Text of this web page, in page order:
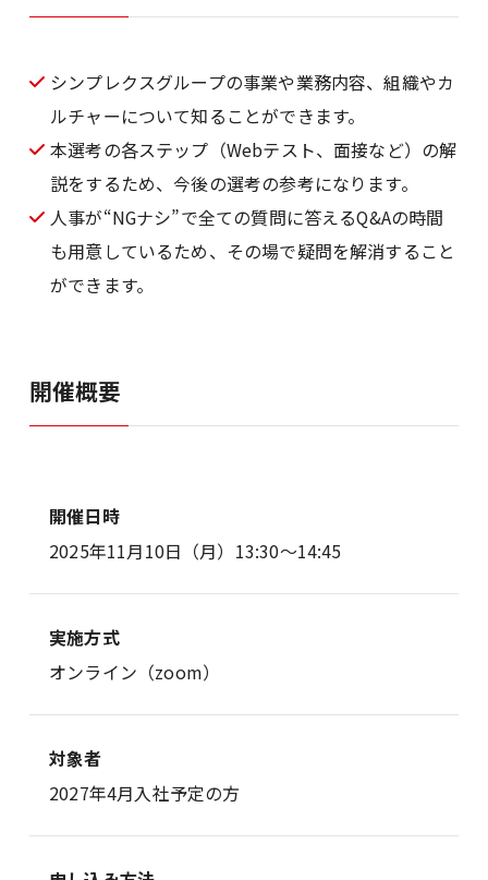
シンプレクスグループの事業や業務内容、組織やカ
ルチャーについて知ることができます。
本選考の各ステップ（Webテスト、面接など）の解
説をするため、今後の選考の参考になります。
人事が“NGナシ”で全ての質問に答えるQ&Aの時間
も用意しているため、その場で疑問を解消すること
ができます。
開催概要
開催日時
2025年11月10日（月）13:30～14:45
実施方式
オンライン（zoom）
対象者
2027年4月入社予定の方